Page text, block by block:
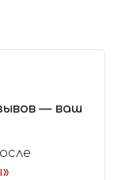
— ваш